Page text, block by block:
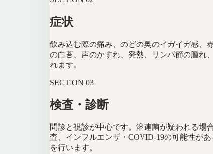
症状
飲み込む際の痛み、のどの奥のイガイガ感、
の白苔、声のかすれ、発熱、リンパ節の腫れ
れます。
SECTION 03
検査・診断
問診と視診が中心です。溶連菌が疑われる場
査、インフルエンザ・COVID-19の可能性が
を行います。